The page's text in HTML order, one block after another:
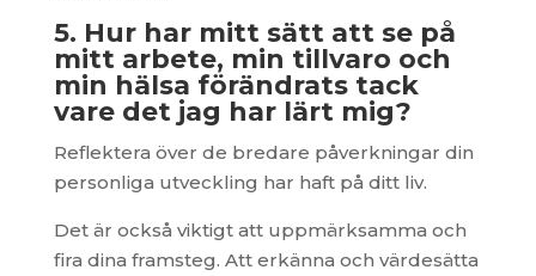
5. Hur har mitt sätt att se på
mitt arbete, min tillvaro och
min hälsa förändrats tack
vare det jag har lärt mig?
Reflektera över de bredare påverkningar din
personliga utveckling har haft på ditt liv.
Det är också viktigt att uppmärksamma och
fira dina framsteg. Att erkänna och värdesätta